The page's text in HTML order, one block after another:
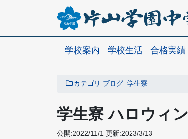
学校案内 学校生活 合格実績
カテゴリ ブログ 学生寮
学生寮 ハロウィン
公開:2022/11/1 更新:2023/3/13